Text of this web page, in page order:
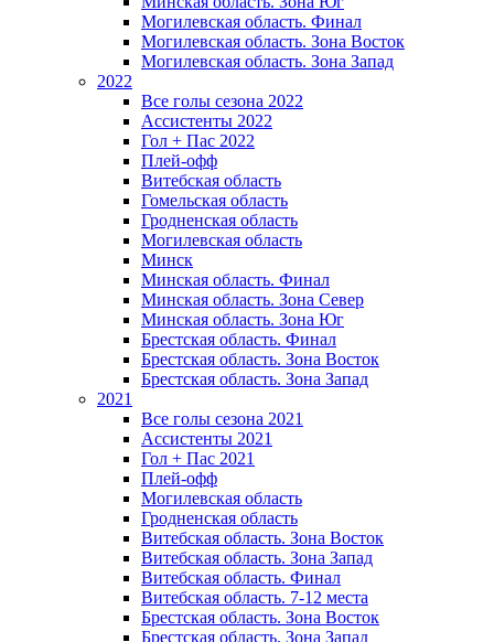
Могилевская область. Финал
Могилевская область. Зона Восток
Могилевская область. Зона Запад
2022
Все голы сезона 2022
Ассистенты 2022
Гол + Пас 2022
Плей-офф
Витебская область
Гомельская область
Гродненская область
Могилевская область
Минск
Mинская область. Финал
Минская область. Зона Север
Минская область. Зона Юг
Брестская область. Финал
Брестская область. Зона Восток
Брестская область. Зона Запад
2021
Все голы сезона 2021
Ассистенты 2021
Гол + Пас 2021
Плей-офф
Могилевская область
Гродненская область
Витебская область. Зона Восток
Витебская область. Зона Запад
Витебская область. Финал
Витебская область. 7-12 места
Брестская область. Зона Восток
Брестская область. Зона Запад